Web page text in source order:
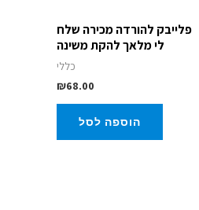
פלייבק להורדה מכירה שלח
לי מלאך להקת משינה
כללי
₪68.00
הוספה לסל